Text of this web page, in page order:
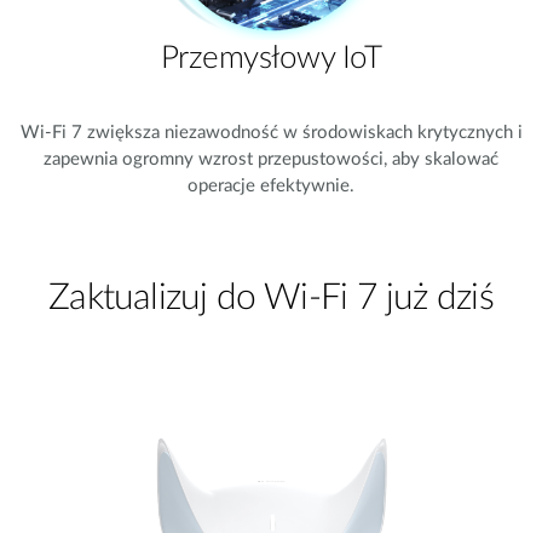
Przemysłowy IoT
Wi-Fi 7 zwiększa niezawodność w środowiskach krytycznych i
zapewnia ogromny wzrost przepustowości, aby skalować
operacje efektywnie.
Zaktualizuj do Wi-Fi 7 już dziś